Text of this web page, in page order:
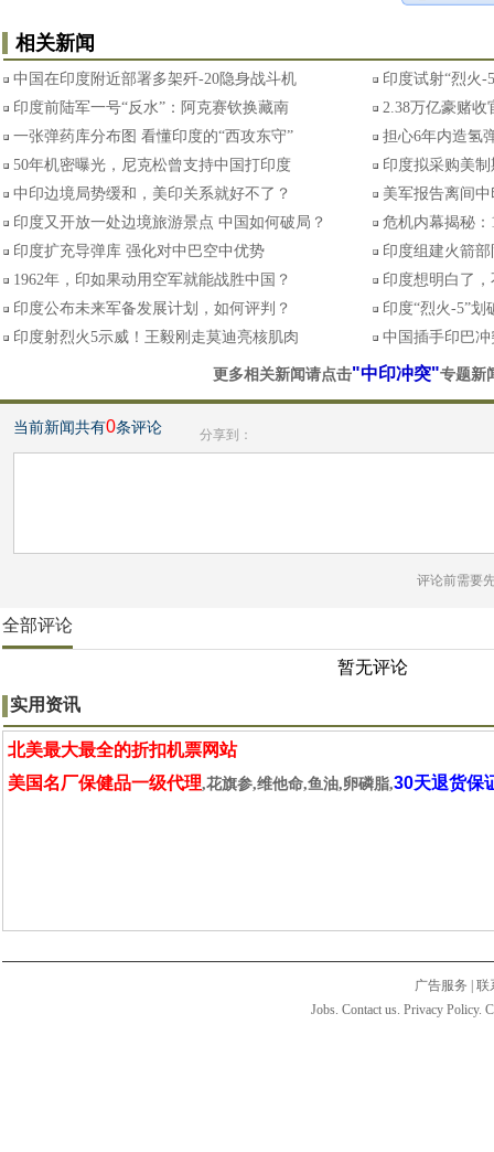
相关新闻
中国在印度附近部署多架歼-20隐身战斗机
印度试射“烈火-
印度前陆军一号“反水”：阿克赛钦换藏南
2.38万亿豪赌收
一张弹药库分布图 看懂印度的“西攻东守”
担心6年内造氢
50年机密曝光，尼克松曾支持中国打印度
印度拟采购美
中印边境局势缓和，美印关系就好不了？
美军报告离间
印度又开放一处边境旅游景点 中国如何破局？
危机内幕揭秘
印度扩充导弹库 强化对中巴空中优势
印度组建火箭
1962年，印如果动用空军就能战胜中国？
印度想明白了
印度公布未来军备发展计划，如何评判？
印度“烈火-5”
印度射烈火5示威！王毅刚走莫迪亮核肌肉
中国插手印巴
更多相关新闻请点击"中印冲突"专题新
当前新闻共有0条评论 分享到：
评论前需要
全部评论
暂无评论
实用资讯
北美最大最全的折扣机票网站
美国名厂保健品一级代理,花旗参,维他命,鱼油,卵磷脂,30天退货保
广告服务
联
Jobs. Contact us. Privacy Policy.